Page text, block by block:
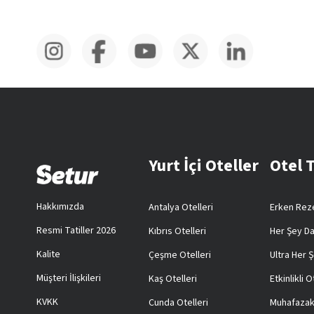
Hakkımızda
Resmi Tatiller 2026
Kalite
Müşteri İlişkileri
KVKK
Yurt İçi Oteller
Antalya Otelleri
Kıbrıs Otelleri
Çeşme Otelleri
Kaş Otelleri
Cunda Otelleri
Otel
Erken
Her Şey
Ultra Her
Etkinlikli